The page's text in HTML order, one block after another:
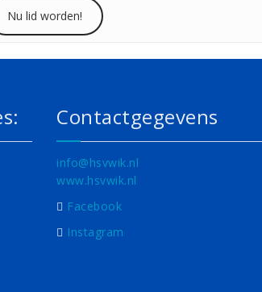
Nu lid worden!
Contactgegevens
info@hsvwik.nl
www.hsvwik.nl
Facebook
Instagram